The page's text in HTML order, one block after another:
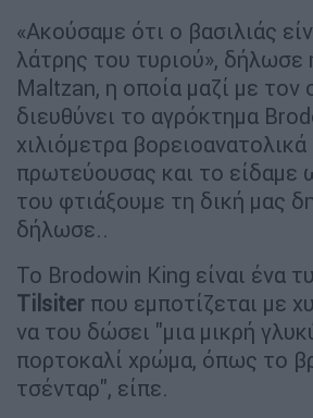
«Ακούσαμε ότι ο βασιλιάς
λάτρης του τυριού», δήλωσε
Maltzan, η οποία μαζί με τον
διευθύνει το αγρόκτημα
χιλιόμετρα
πρωτεύουσας και το είδαμε
του φτιάξουμε τη δική μας
δήλωσε..
Το Brodowin King είναι ένα
Tilsiter που εμποτίζεται με
να του δώσει "μια μικρή
πορτοκαλί χρώμα, όπως το
τσένταρ", είπε.